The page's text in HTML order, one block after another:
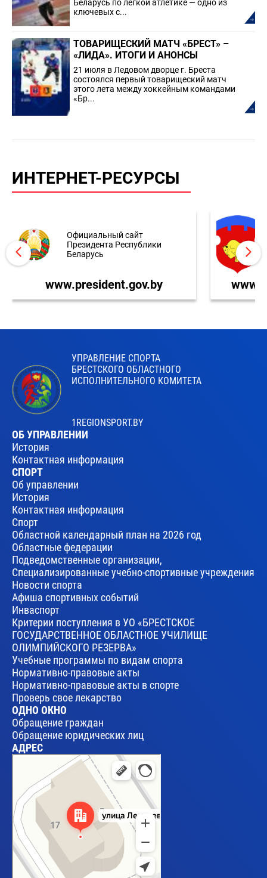
Беларусь по лёгкой атлетике — одно из
ключевых с...
ТОВАРИЩЕСКИЙ МАТЧ «БРЕСТ» –
«ЛИДА». ИТОГИ И АНОНСЫ
21 июля в Ледовом дворце г. Бреста
состоялся первый товарищеский матч
этого лета между хоккейным командами
«Бр...
ИНТЕРНЕТ-РЕСУРСЫ
Официальный сайт
Президента Республики
Беларусь
www.president.gov.by
УПРАВЛЕНИЕ СПОРТА
БРЕСТСКОГО ОБЛАСТНОГО
ИСПОЛНИТЕЛЬНОГО КОМИТЕТА
1REGIONSPORT.BY
ОБ УПРАВЛЕНИИ
История
Контактная информация
СПОРТ
Об управлении
История
Контактная информация
Спорт
Областной календарный план на 2026 год
Областные федерации
Подведомственные организации,
Специализированные учебно-спортивные учреждения
Новости спорта
Афиша спортивных событий
Инваспорт
Критерии поступления в УО «БРЕСТСКОЕ
ГОСУДАРСТВЕННОЕ ОБЛАСТНОЕ УЧИЛИЩЕ
ОЛИМПИЙСКОГО РЕЗЕРВА»
Учебные программы по видам спорта
Нормативно-правовые акты
Нормативно-правовые акты в спорте
Проверь свое лекарство
ОДНО ОКНО
Обращение граждан
Обращение юридических лиц
АДРЕС
Брест
Улица Леваневского, 17 — Яндекс Карты